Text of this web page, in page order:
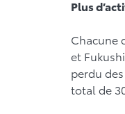
Plus
Chacune
et
perdu
total de